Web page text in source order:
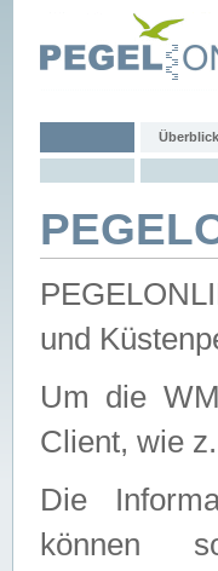
Überblick
und
Um die
Client, wie
Die
können